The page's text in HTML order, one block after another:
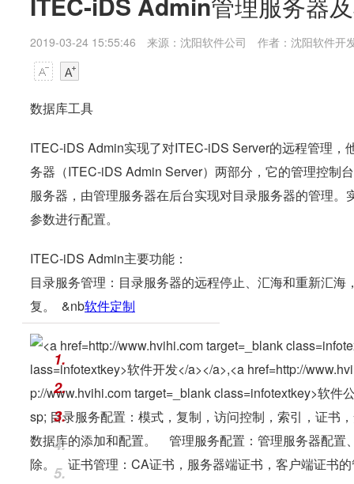
2019-03-24 15:55:46 来源：沈阳软件公司 作者：沈阳软件开
数据库工具
ITEC-iDS Admin实现了对ITEC-iDS Server的远程管理
务器（ITEC-iDS Admin Server）两部分，它的管理控制
服务器，由管理服务器在后台实现对目录服务器的管理
参数进行配置。
ITEC-iDS Admin主要功能：
目录服务管理：目录服务器的远程停止、汇海和重新汇
复。 &nb软件定制
sp; 目录服务配置：模式，复制，访问控制，索引，证书
数据库的添加和配置。 管理服务配置：管理服务器配
除。 证书管理：CA证书，服务器端证书，客户端证书
1.
2.
3.
4.
5.